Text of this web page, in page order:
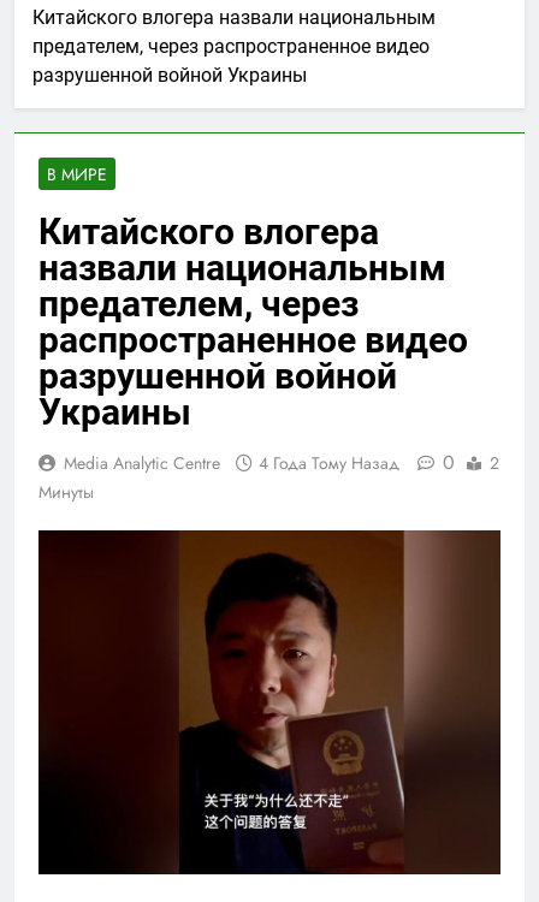
Китайского влогера назвали национальным
предателем, через распространенное видео
разрушенной войной Украины
В МИРЕ
Китайского влогера
назвали национальным
предателем, через
распространенное видео
разрушенной войной
Украины
Media Analytic Centre 4 Года Тому Назад 0
2
Минуты